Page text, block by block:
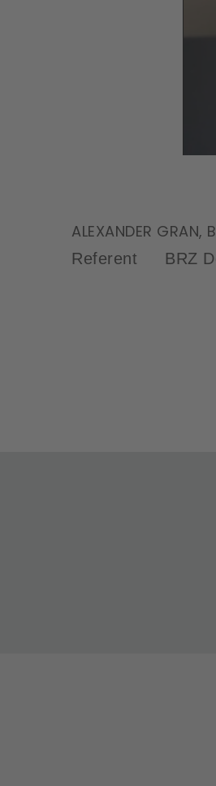
ALEXANDER GRAN,
Referent BRZ